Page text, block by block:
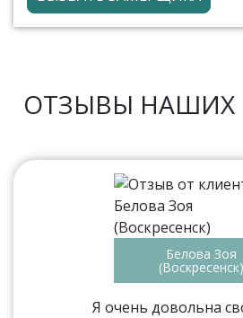
ОТЗЫВЫ НАШИХ
Белова Зоя
(Воскресенск)
Я очень довольна